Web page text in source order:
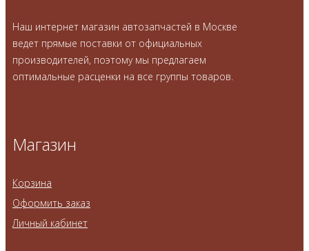
Наш интернет магазин автозапчастей в Москве
ведет прямые поставки от официальных
производителей, поэтому мы предлагаем
оптимальные расценки на все группы товаров.
Магазин
Корзина
Оформить заказ
Личный кабинет